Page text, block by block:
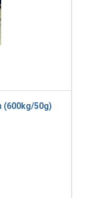
(600kg/50g)